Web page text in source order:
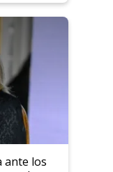
ante los